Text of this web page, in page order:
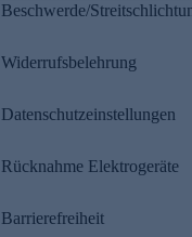
Beschwerde/
Widerrufsbelehrung
Datenschutzeinstellungen
Rücknahme Elektrogeräte
Barrierefreiheit